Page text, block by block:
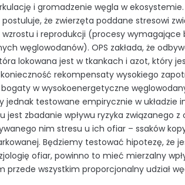
i gromadzenie węgla w
postuluje, że zwierzęta poddane stresowi
i reprodukcji (procesy
węglowodanów). OPS zakłada, że
lokowana jest w tkankach i azot, który
konieczność rekompensaty wysokiego
w wysokoenergetyczne
jednak testowane empirycznie w
jest zbadanie wpływu ryzyka związanego
nim stresu u ich ofiar – ssaków
Będziemy testować hipotezę, że
ofiar, powinno to mieć mierzalny
przede wszystkim proporcjonalny udział